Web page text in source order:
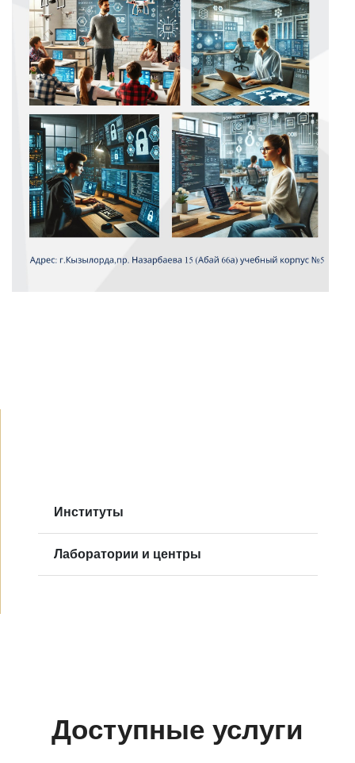
Институты
Лаборатории и центры
Доступные услуги